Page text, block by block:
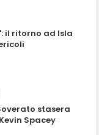
il ritorno ad Isla
stasera
Spacey